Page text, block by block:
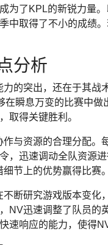
为了KPL的新锐力量
中取得了不小的成绩
分析
的突出，还在于其战
在瞬息万变的比赛中
取得关键胜利。
与资源的合理分配。
，迅速调动全队资源
节上的优势赢得比赛。
断研究游戏版本变化
NV迅速调整了队员的
速响应的能力，使得